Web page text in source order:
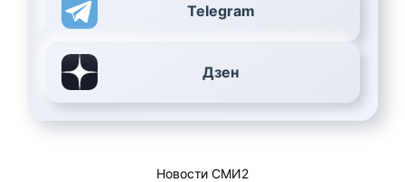
Telegram
Дзен
Новости СМИ2